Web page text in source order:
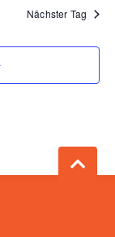
Nächster Tag